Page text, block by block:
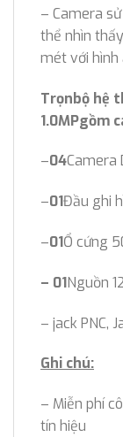
– Camera
thể nhìn
mét với hình
Trọnbộ hệ
1.0MPgồm
–04Camera
–01Đầu ghi
–01Ổ cứng
– 01Nguồn
– jack PNC,
Ghi chú:
– Miễn phí
tín hiệu